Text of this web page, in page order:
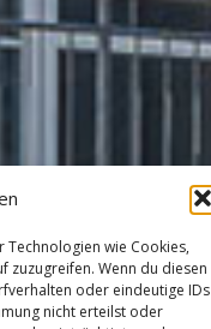
wie Cookies,
Wenn du diesen
oder eindeutige IDs
nicht erteilst oder